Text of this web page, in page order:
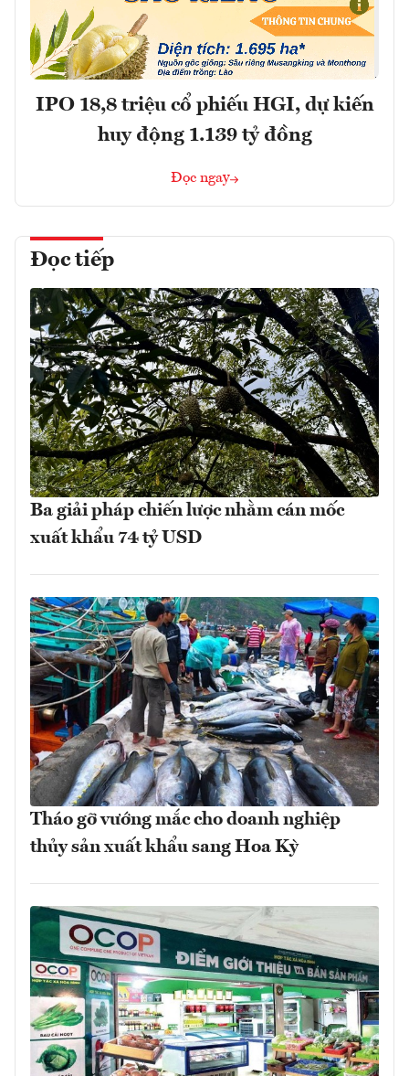
IPO 18,8 triệu cổ phiếu HGI, dự kiến
huy động 1.139 tỷ đồng
Đọc ngay
Đọc tiếp
Ba giải pháp chiến lược nhằm cán mốc
xuất khẩu 74 tỷ USD
Tháo gỡ vướng mắc cho doanh nghiệp
thủy sản xuất khẩu sang Hoa Kỳ